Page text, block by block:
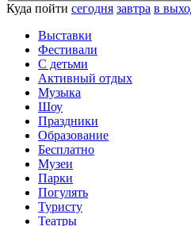
Куда пойти сегодня завтра в
Выставки
Фестивали
С детьми
Активный отдых
Музыка
Шоу
Праздники
Образование
Бесплатно
Музеи
Парки
Погулять
Туристу
Театры